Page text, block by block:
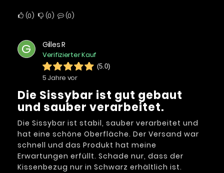
0 0 0
G Gilles R
Verifizierter Kauf
(5.0)
5 Jahre vor
Die Sissybar ist gut gebaut
und sauber verarbeitet.
Die Sissybar ist stabil, sauber verarbeitet und
hat eine schöne Oberfläche. Der Versand war
schnell und das Produkt hat meine
Erwartungen erfüllt. Schade nur, dass der
Kissenbezug nur in Schwarz erhältlich ist.